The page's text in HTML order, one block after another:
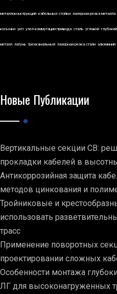
металлоконструкций кабельные стойки лазерная резка металла
косынки укп узел коммутации привода сталь угловой
металл латунь трехканальный лазерная резка стали алюминий
Новые Публикации
Вертикальные секции СВ:
прокладки кабелей в
Антикоррозийная защита
методов цинкования и
Тройниковые и
использовать
трасс
Применение поворотных
проектировании сложных
Особенности монтажа
ЛГ для высоконагруженных